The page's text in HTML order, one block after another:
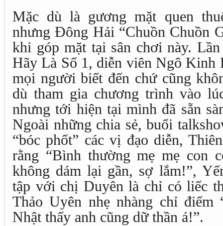
Mặc dù là gương mặt quen
nhưng Đông Hải “Chuồn Chuồn
khi góp mặt tại sân chơi này.
Hãy Là Số 1, diễn viên Ngô Kinh
mọi người biết đến chứ cũng
dù tham gia chương trình vào
nhưng tới hiện tại mình đã sẵn
Ngoài những chia sẻ, buổi
“bóc phốt” các vị đạo diễn,
rằng “Bình thường mẹ mẹ con
không dám lại gần, sợ lắm!”,
tập với chị Duyên là chỉ có liếc
Thảo Uyên nhẹ nhàng chỉ
Nhật thấy anh cũng dữ thần á!”.